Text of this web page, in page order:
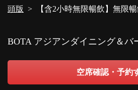
頭版 【含2小時無限暢飲】無限
BOTA アジアンダイニング＆バ
空席確認・予約